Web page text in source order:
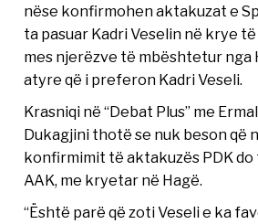
nëse konfirmohen aktakuzat e
ta pasuar Kadri Veselin në krye
mes njerëzve të mbështetur nga
atyre që i preferon Kadri Veseli.
Krasniqi në “Debat Plus” me
Dukagjini thotë se nuk beson që
konfirmimit të aktakuzës PDK
AAK, me kryetar në Hagë.
“Është parë që zoti Veseli e ka